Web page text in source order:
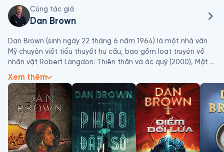
Cùng tác giả
Dan Brown
Dan Brown (sinh ngày 22 tháng 6 năm 1964) là một nhà văn
Mỹ chuyên viết tiểu thuyết hư cấu, bao gồm loạt truyện về
nhân vật Robert Langdon: Thiên thần và ác quỷ (2000), Mật
mã Da Vinci (2003), Biểu tượng thất truyền (2009), Hỏa ngục
(2013) và Nguồn cội (2017). Nội dung các tiểu thuyết là đi tìm
các báu vật trong vòng 24 giờ. Chúng thường chứa các chủ
đề lặp lại về mật mã, nghệ thuật và các thuyết âm mưu. Ba
trong số những tiểu thuyết của ông đã được chuyển thể
thành phim.
Xem thêm